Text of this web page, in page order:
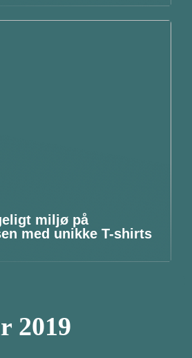
miljø på
med unikke T-shirts
2019